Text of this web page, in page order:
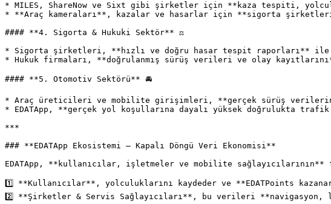
* MILES, ShareNow ve Sixt gibi şirketler için **kaza tespiti,
* **Araç kameraları**, kazalar ve hasarlar için **sigorta
#### **4. Sigorta & Hukuki Sektör** ⚖️
* Sigorta şirketleri, **hızlı ve doğru hasar tespit raporları**
* Hukuk firmaları, **doğrulanmış sürüş verileri ve olay
#### **5. Otomotiv Sektörü** 🚘
* Araç üreticileri ve mobilite girişimleri, **gerçek sürüş
* EDATApp, **gerçek yol koşullarına dayalı yüksek doğrulukta
***
### **EDATApp Ekosistemi – Kapalı Döngü Veri Ekonomisi**
EDATApp, **kullanıcılar, işletmeler ve mobilite
1️⃣ **Kullanıcılar**, yolculuklarını kaydeder ve **EDATPoints
2️⃣ **Şirketler & Servis Sağlayıcıları**, bu verileri